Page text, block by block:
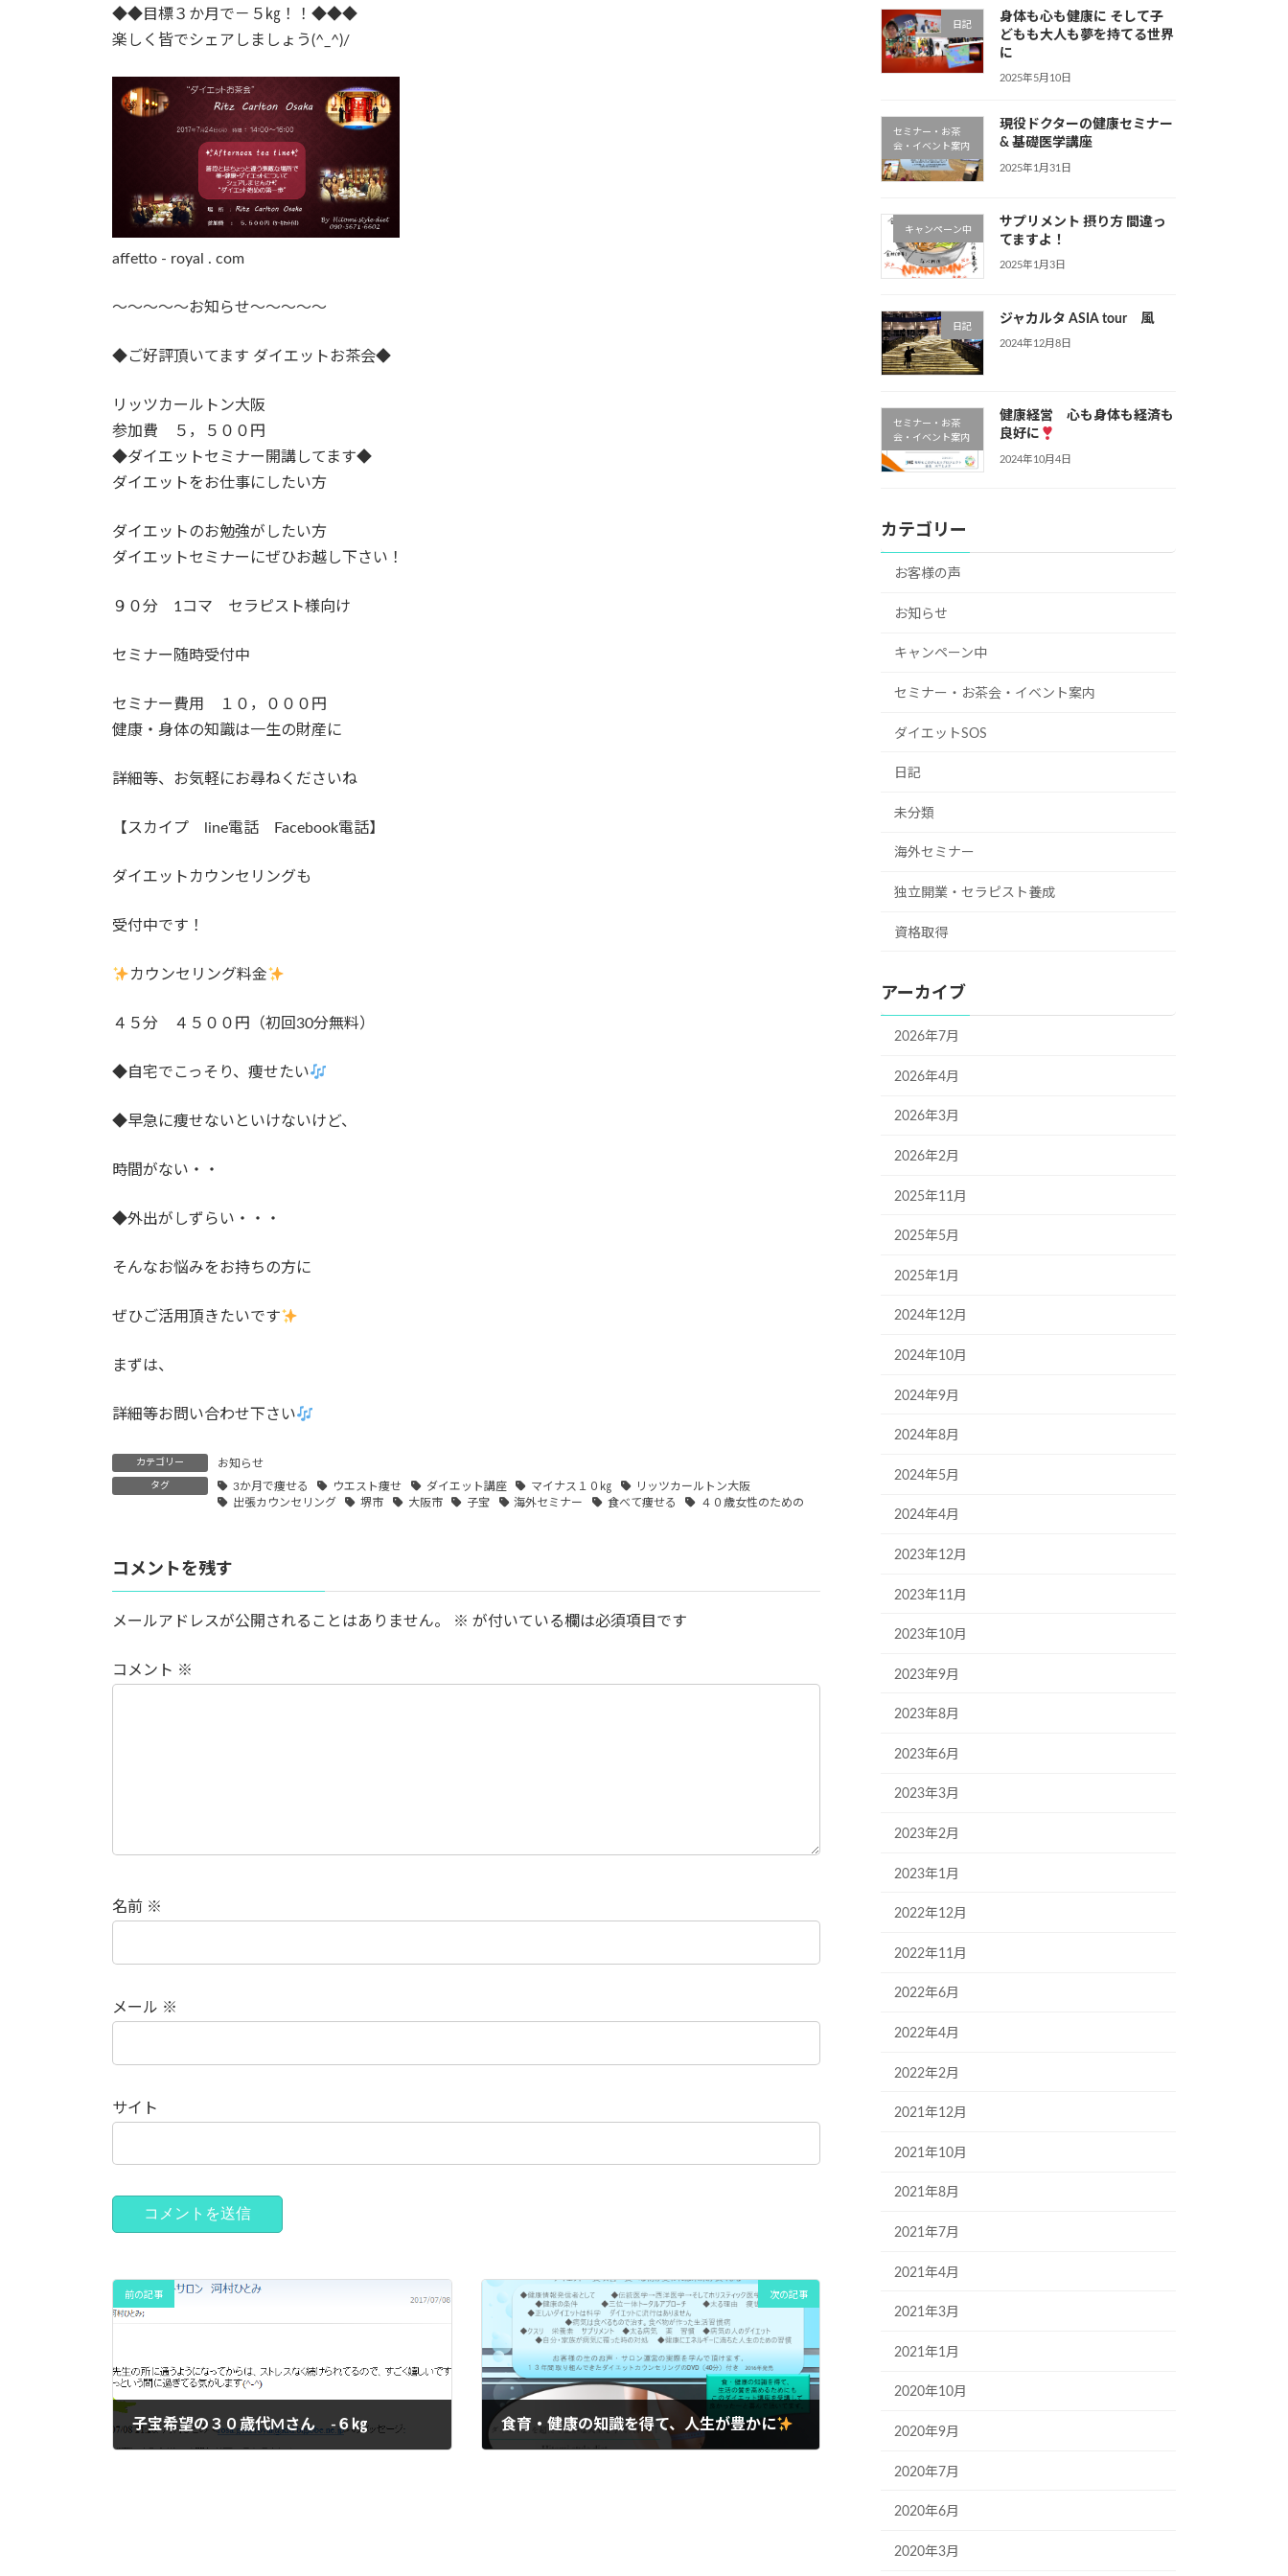
◆◆目標３か月で－５㎏！！◆◆◆
楽しく皆でシェアしましょう(^_^)/
affetto - royal . com
～～～～～お知らせ～～～～～
◆ご好評頂いてます ダイエットお茶会◆
リッツカールトン大阪
参加費 ５，５００円
◆ダイエットセミナー開講してます◆
ダイエットをお仕事にしたい方
ダイエットのお勉強がしたい方
ダイエットセミナーにぜひお越し下さい！
９０分 1コマ セラピスト様向け
セミナー随時受付中
セミナー費用 １０，０００円
健康・身体の知識は一生の財産に
詳細等、お気軽にお尋ねくださいね
【スカイプ line電話 Facebook電話】
ダイエットカウンセリングも
受付中です！
カウンセリング料金
４５分 ４５００円（初回30分無料）
◆自宅でこっそり、痩せたい
◆早急に痩せないといけないけど、
時間がない・・
◆外出がしずらい・・・
そんなお悩みをお持ちの方に
ぜひご活用頂きたいです
まずは、
詳細等お問い合わせ下さい
カテゴリー お知らせ
タグ 3か月で痩せる ウエスト痩せ ダイエット講座 マイナス１０㎏
リッツカールトン大阪
出張カウンセリング
堺市 大阪市 子宝 海外セミナー 食べて痩せる ４０歳女性のための
コメントを残す
メールアドレスが公開されることはありません。 ※ が付いている欄は必須項目です
コメント ※
名前 ※
メール ※
サイト
前の記事
子宝希望の３０歳代Mさん -６㎏
次の記事
食育・健康の知識を得て、人生が豊かに
日記
身体も心も健康に そして子
どもも大人も夢を持てる世界
に
2025年5月10日
セミナー・お茶
会・イベント案内
現役ドクターの健康セミナー
& 基礎医学講座
2025年1月31日
キャンペーン中
サプリメント 摂り方 間違っ
てますよ！
2025年1月3日
日記
ジャカルタ ASIA tour 風
2024年12月8日
セミナー・お茶
会・イベント案内
健康経営 心も身体も経済も
良好に
2024年10月4日
カテゴリー
お客様の声
お知らせ
キャンペーン中
セミナー・お茶会・イベント案内
ダイエットSOS
日記
未分類
海外セミナー
独立開業・セラピスト養成
資格取得
アーカイブ
2026年7月
2026年4月
2026年3月
2026年2月
2025年11月
2025年5月
2025年1月
2024年12月
2024年10月
2024年9月
2024年8月
2024年5月
2024年4月
2023年12月
2023年11月
2023年10月
2023年9月
2023年8月
2023年6月
2023年3月
2023年2月
2023年1月
2022年12月
2022年11月
2022年6月
2022年4月
2022年2月
2021年12月
2021年10月
2021年8月
2021年7月
2021年4月
2021年3月
2021年1月
2020年10月
2020年9月
2020年7月
2020年6月
2020年3月